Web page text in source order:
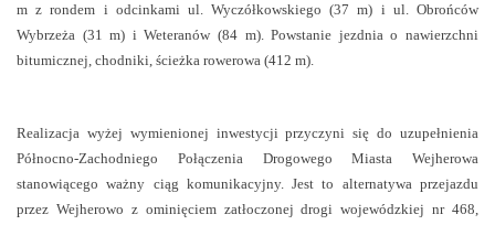
m z rondem i odcinkami ul. Wyczółkowskiego (37 m) i ul. Obrońców
Wybrzeża (31 m) i Weteranów (84 m). Powstanie jezdnia o nawierzchni
bitumicznej, chodniki, ścieżka rowerowa (412 m).
Realizacja wyżej wymienionej inwestycji przyczyni się do uzupełnienia
Północno-Zachodniego Połączenia Drogowego Miasta Wejherowa
stanowiącego ważny ciąg komunikacyjny. Jest to alternatywa przejazdu
przez Wejherowo z ominięciem zatłoczonej drogi wojewódzkiej nr 468,